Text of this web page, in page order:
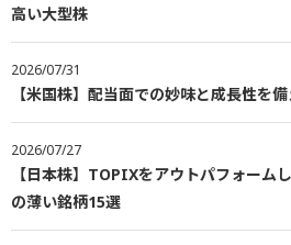
高い大型株
2026/07/31
【米国株】配当面での妙味と成長性を
2026/07/27
【日本株】TOPIXをアウトパフォーム
の薄い銘柄15選